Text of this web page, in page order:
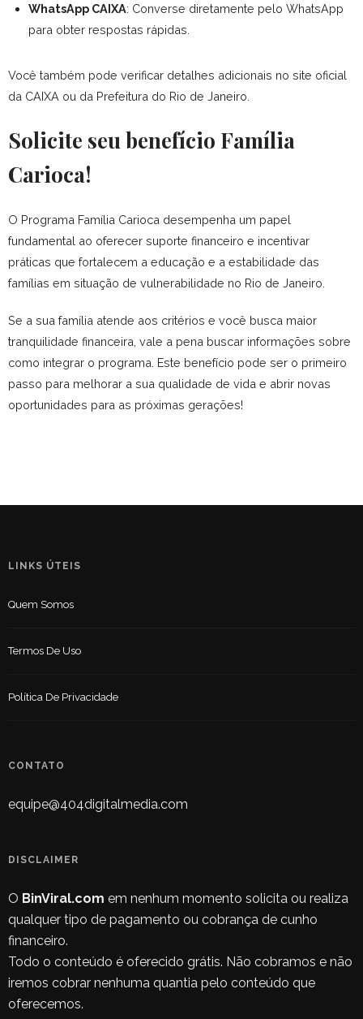
WhatsApp CAIXA: Converse diretamente pelo WhatsApp
para obter respostas rápidas.
Você também pode verificar detalhes adicionais no site oficial
da CAIXA ou da Prefeitura do Rio de Janeiro.
Solicite seu benefício Família
Carioca!
O Programa Família Carioca desempenha um papel
fundamental ao oferecer suporte financeiro e incentivar
práticas que fortalecem a educação e a estabilidade das
famílias em situação de vulnerabilidade no Rio de Janeiro.
Se a sua família atende aos critérios e você busca maior
tranquilidade financeira, vale a pena buscar informações sobre
como integrar o programa. Este benefício pode ser o primeiro
passo para melhorar a sua qualidade de vida e abrir novas
oportunidades para as próximas gerações!
LINKS ÚTEIS
Quem Somos
Termos De Uso
Política De Privacidade
CONTATO
equipe@404digitalmedia.com
DISCLAIMER
O BinViral.com em nenhum momento solicita ou realiza
qualquer tipo de pagamento ou cobrança de cunho
financeiro.
Todo o conteúdo é oferecido grátis. Não cobramos e não
iremos cobrar nenhuma quantia pelo conteúdo que
oferecemos.